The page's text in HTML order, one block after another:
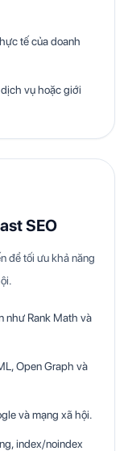
tế của doanh
vụ hoặc giới
SEO
để tối ưu khả năng
như Rank Math và
Open Graph và
và mạng xã hội.
index/noindex